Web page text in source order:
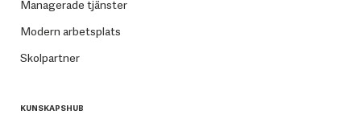
Managerade tjänster
Modern arbetsplats
Skolpartner
KUNSKAPSHUB